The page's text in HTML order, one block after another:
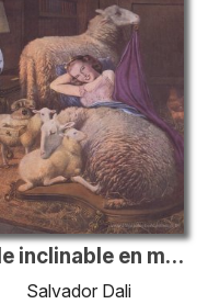
Fille inclinable en mouton
Salvador Dali